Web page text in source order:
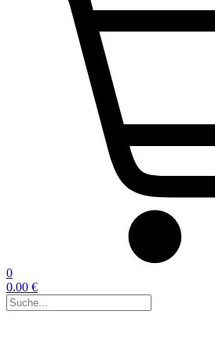
0
0.00 €